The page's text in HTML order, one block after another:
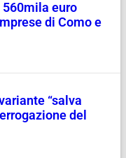
560mila euro
di Como e
“salva
del